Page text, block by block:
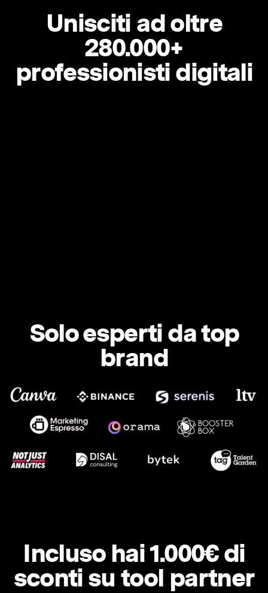
Unisciti ad oltre
280.000+
professionisti digitali
Solo esperti da top
brand
Incluso hai 1.000€ di
sconti su tool partner